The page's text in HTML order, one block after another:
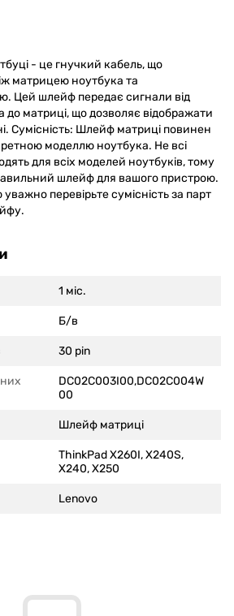
- це гнучкий кабель, що
матрицею ноутбука та
Цей шлейф передає сигнали від
до матриці, що дозволяє відображати
Сумісність: Шлейф матриці повинен
моделлю ноутбука. Не всі
для всіх моделей ноутбуків, тому
шлейф для вашого пристрою.
перевірьте сумісність за парт
1 міс.
Б/в
30 pin
DC02C003I00,DC02C004W
00
Шлейф матриці
ThinkPad X260I, X240S,
X240, X250
Lenovo